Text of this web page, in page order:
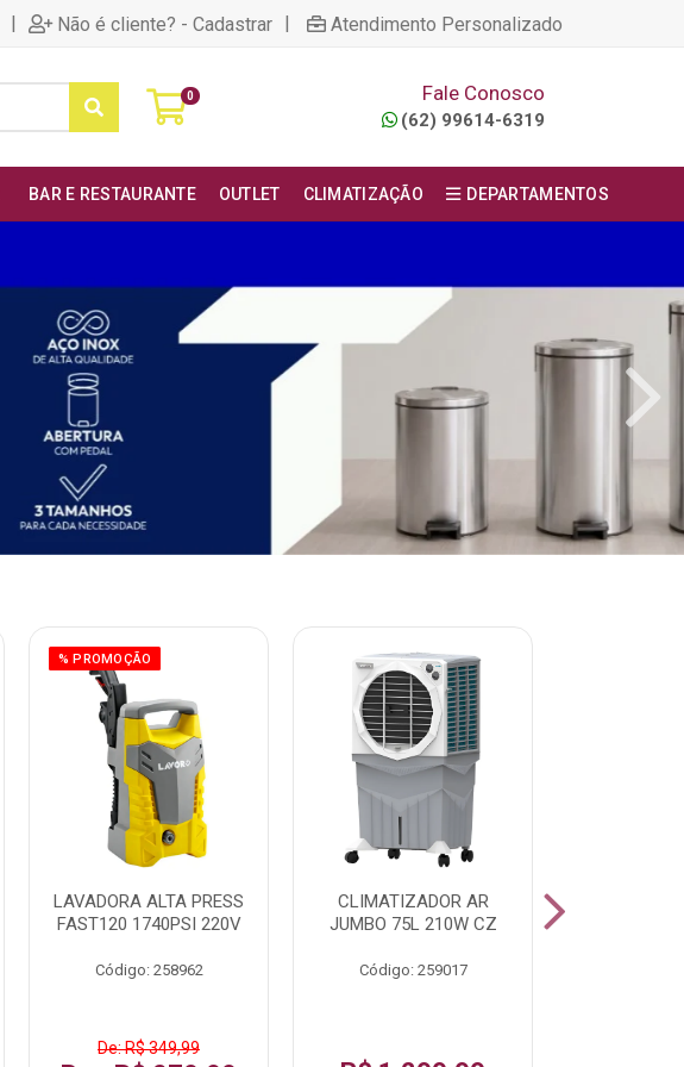
| Não é cliente? - Cadastrar | Atendimento Personalizado
0 Fale Conosco
(62) 99614-6319
BAR E RESTAURANTE OUTLET CLIMATIZAÇÃO DEPARTAMENTOS
% PROMOÇÃO
LAVADORA ALTA PRESS
FAST120 1740PSI 220V
Código: 258962
De: R$ 349,99
CLIMATIZADOR AR
JUMBO 75L 210W CZ
Código: 259017